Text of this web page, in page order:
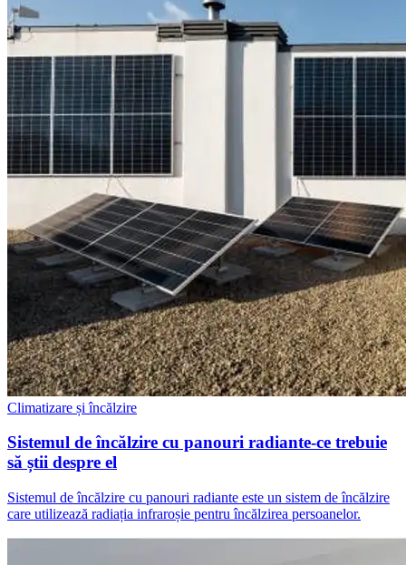
Climatizare și încălzire
Sistemul de încălzire cu panouri radiante-ce trebuie
să știi despre el
Sistemul de încălzire cu panouri radiante este un sistem de încălzire
care utilizează radiația infraroșie pentru încălzirea persoanelor.